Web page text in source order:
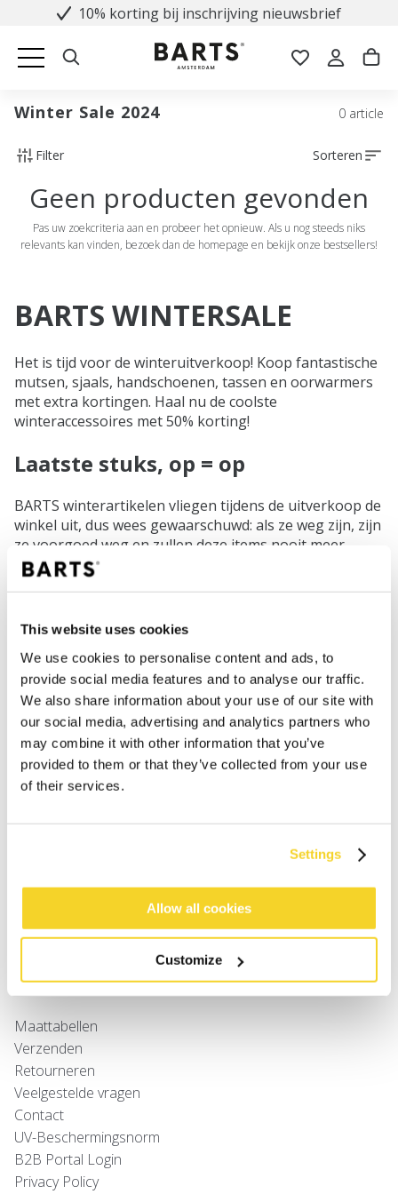
This website uses cookies
We use cookies to personalise content and ads, to
provide social media features and to analyse our traffic.
We also share information about your use of our site with
our social media, advertising and analytics partners who
may combine it with other information that you’ve
provided to them or that they’ve collected from your use
of their services.
Settings
Allow all cookies
Customize
10% korting bij inschrijving nieuwsbrief
Winter Sale 2024 0 article
Filter Sorteren
Geen producten gevonden
Pas uw zoekcriteria aan en probeer het opnieuw. Als u nog steeds niks
relevants kan vinden, bezoek dan de homepage en bekijk onze bestsellers!
BARTS WINTERSALE
Het is tijd voor de winteruitverkoop! Koop fantastische
mutsen, sjaals, handschoenen, tassen en oorwarmers
met extra kortingen. Haal nu de coolste
winteraccessoires met 50% korting!
Laatste stuks, op = op
BARTS winterartikelen vliegen tijdens de uitverkoop de
winkel uit, dus wees gewaarschuwd: als ze weg zijn, zijn
ze voorgoed weg en zullen deze items nooit meer
terugkeren in de collectie.
Op zoek naar goedkope mutsen, afgeprijsde sjaals of
onze winteruitverkoop.
Wil je op de hoogte blijven van de opruiming of onze
toekomstige collecties? Schrijf je in voor onze
nieuwsbrief!
SHOP
Meisjes
Baby's
SUPPORT
Maattabellen
Verzenden
Retourneren
Veelgestelde vragen
Contact
UV-Beschermingsnorm
B2B Portal Login
Privacy Policy